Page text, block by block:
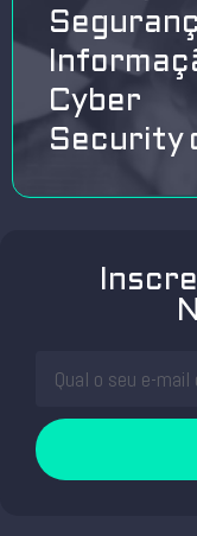
Cyber
Security